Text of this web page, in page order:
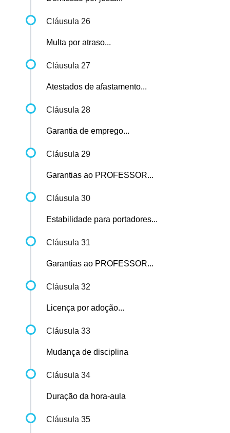
Cláusula 26
Multa por atraso...
Cláusula 27
Atestados de afastamento...
Cláusula 28
Garantia de emprego...
Cláusula 29
Garantias ao PROFESSOR...
Cláusula 30
Estabilidade para portadores...
Cláusula 31
Garantias ao PROFESSOR...
Cláusula 32
Licença por adoção...
Cláusula 33
Mudança de disciplina
Cláusula 34
Duração da hora-aula
Cláusula 35